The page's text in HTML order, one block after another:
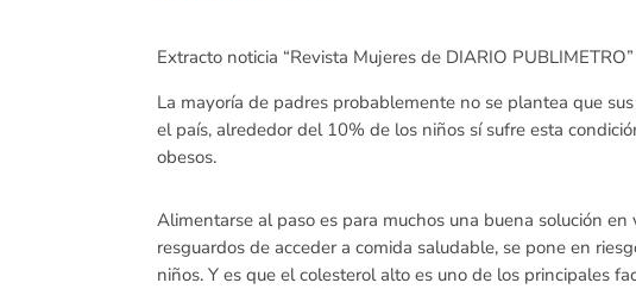
Extracto noticia “Revista Mujeres de DIARIO PUBLIMETRO”
La mayoría de padres probablemente no se plantea que
el país, alrededor del 10% de los niños sí sufre esta
obesos.
Alimentarse al paso es para muchos una buena solución
resguardos de acceder a comida saludable, se pone en
niños. Y es que el colesterol alto es uno de los principales